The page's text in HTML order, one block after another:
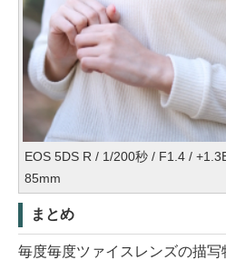
EOS 5DS R / 1/200秒 / F1.4 /
85mm
まとめ
毎度毎度ツァイスレンズの描